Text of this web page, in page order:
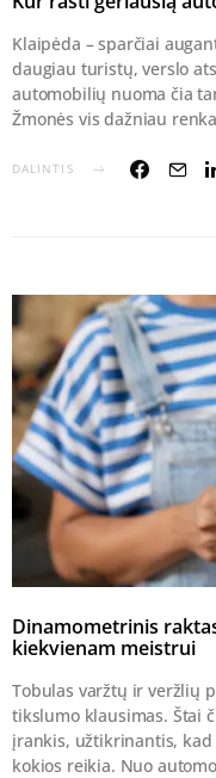
Klaipėda – sparčiai
daugiau turistų, verslo
automobilių nuoma čia
Žmonės vis dažniau
DALINTIS
Dinamometrinis
kiekvienam meistrui
Tobulas varžtų ir veržlių
tikslumo klausimas. Štai
įrankis, užtikrinantis,
kokios reikia. Nuo